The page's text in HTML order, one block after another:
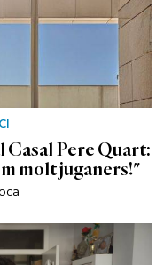
Casal Pere Quart:
molt juganers!"